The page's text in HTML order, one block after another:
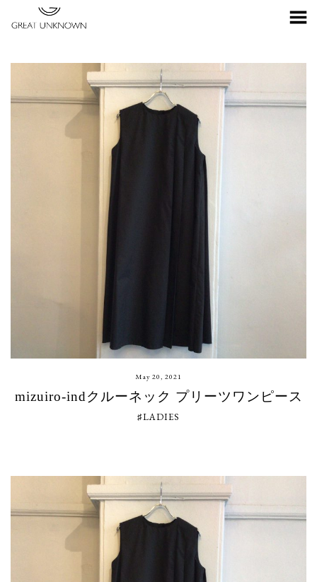
Toggle Menu
May 20, 2021
mizuiro-indクルーネック プリーツワンピース
♯LADIES